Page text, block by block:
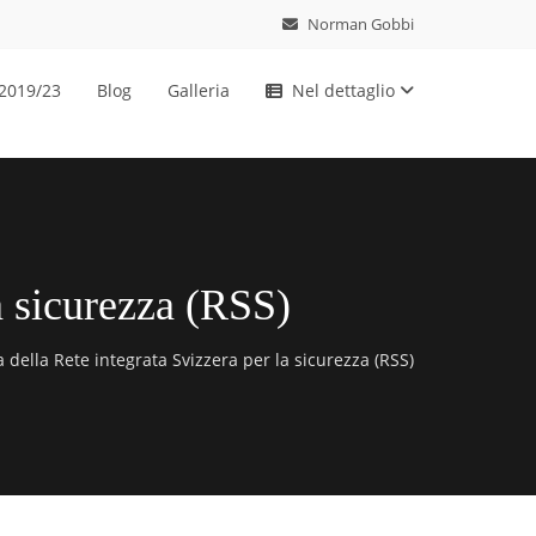
Norman Gobbi
23 Blog Galleria Nel dettaglio
(RSS)
Rete integrata Svizzera per la sicurezza (RSS)